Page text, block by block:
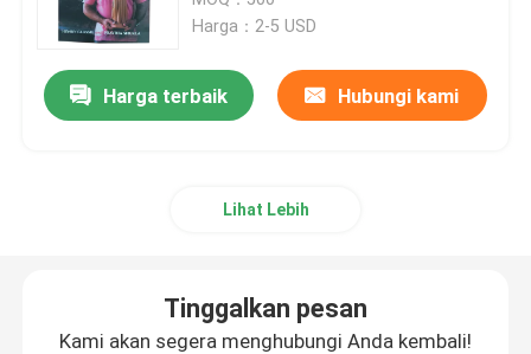
Pencetakan Buku Novel
Buku Hardcover Custom kami
Harga：2-5 USD
Harga terbaik Hubungi kami
Lihat Lebih
Tinggalkan pesan
Kami akan segera menghubungi Anda kembali!